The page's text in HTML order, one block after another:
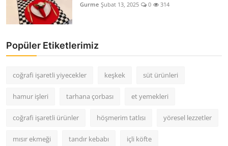
Gurme Şubat 13, 2025 0 314
Popüler Etiketlerimiz
coğrafi işaretli yiyecekler keşkek süt ürünleri
hamur işleri tarhana çorbası et yemekleri
coğrafi işaretli ürünler höşmerim tatlısı yöresel lezzetler
mısır ekmeği tandır kebabı içli köfte